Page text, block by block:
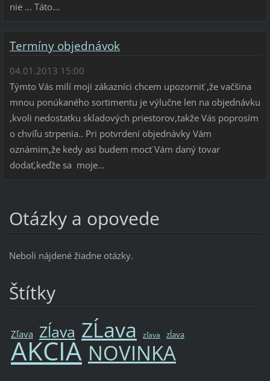
nie ... Táto...
Termíny objednávok
04.01.2013 15:00
Týmto Vás milí moji zákazníci chcem upozorniť ,že vačšina
mnou ponúkaného sortimentu je výlučne len na objednávku
,kvoli nedostatku skladových priestorov,takže Vás poprosím
o chvíľu strpenia.. Pri potvrdení objednávky Vám
oznámim,že kedy asi budem mocť Vám daný tovar
dodať,keďže sa moje...
Otázky a opovede
Neboli nájdené žiadne otázky.
Štítky
Zľava Zĺava ZĹava zľava zĺava
AKCIA NOVINKA